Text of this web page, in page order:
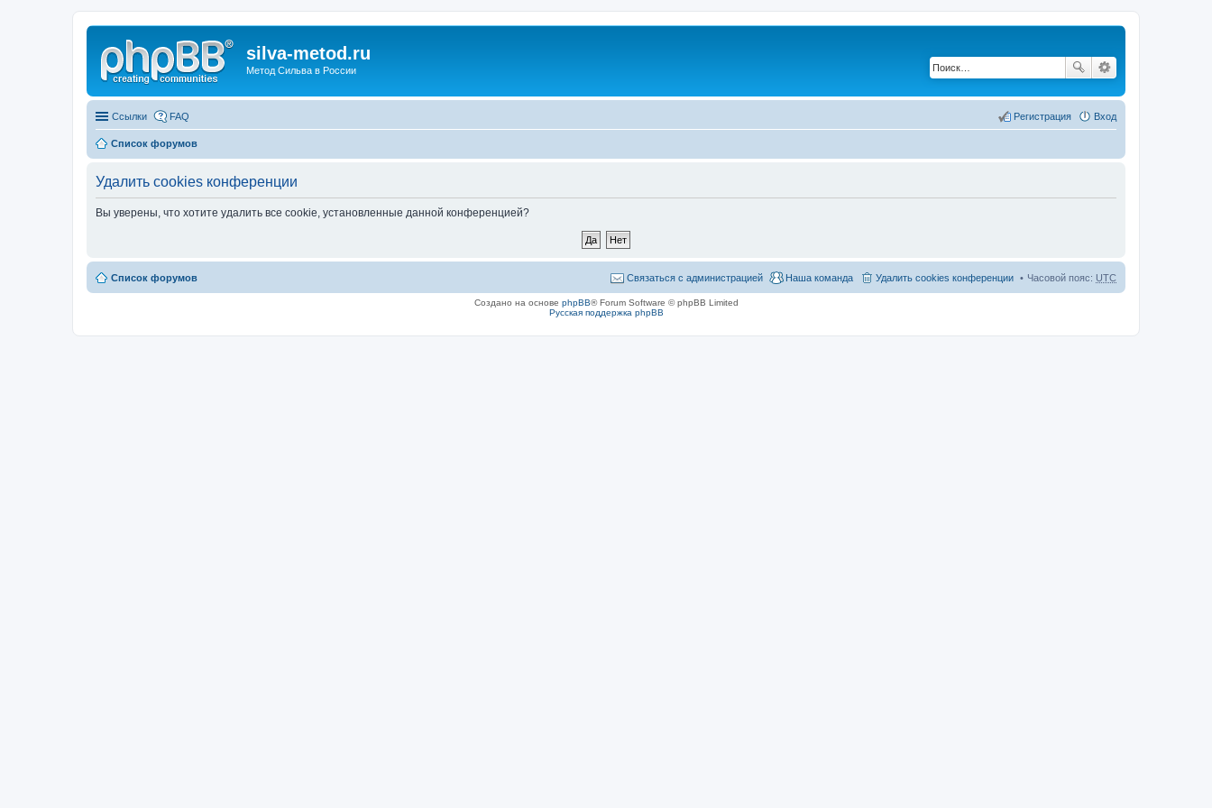
silva-metod.ru
Метод Сильва в России
Ссылки FAQ Вход
Регистрация
Список форумов
Удалить cookies конференции
Вы уверены, что хотите удалить все cookie, установленные данной конференцией?
Список форумов Часовой пояс: UTC
Удалить cookies конференции
Наша команда
Связаться с администрацией
Создано на основе phpBB® Forum Software © phpBB Limited
Русская поддержка phpBB